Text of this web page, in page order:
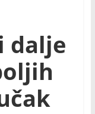
dalje